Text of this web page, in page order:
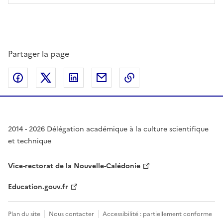
Partager la page
Partager sur Facebook
Partager sur Twitter
Partager sur LinkedIn
Partager par email
2014 - 2026 Délégation académique à la culture scientifique
et technique
Vice-rectorat de la Nouvelle-Calédonie
Education.gouv.fr
Plan du site Nous contacter Accessibilité : partiellement conforme